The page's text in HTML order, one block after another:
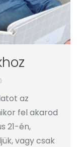
az
fel akarod
21-én,
vagy csak